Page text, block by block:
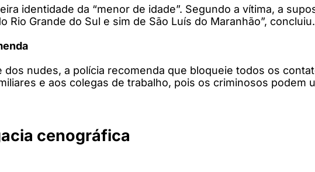
identidade da “menor de idade”. Segundo a vítima, a
Grande do Sul e sim de São Luís do Maranhão”, concluiu.
dos nudes, a polícia recomenda que bloqueie todos os
e aos colegas de trabalho, pois os criminosos podem
cenográfica